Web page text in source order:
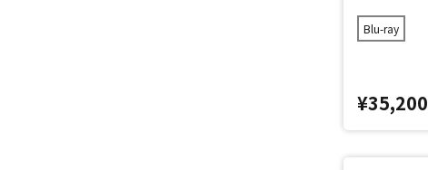
Blu-ray
¥35,200